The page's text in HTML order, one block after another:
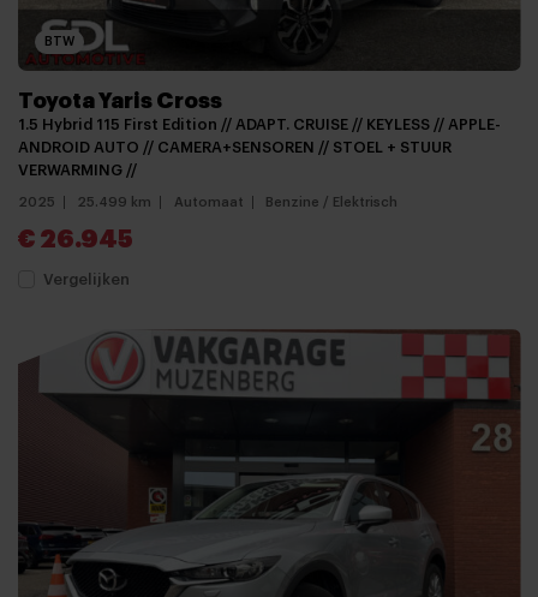
BTW
Toyota Yaris Cross
1.5 Hybrid 115 First Edition // ADAPT. CRUISE // KEYLESS // APPLE-
ANDROID AUTO // CAMERA+SENSOREN // STOEL + STUUR
VERWARMING //
2025 25.499 km Automaat Benzine / Elektrisch
€ 26.945
Vergelijken